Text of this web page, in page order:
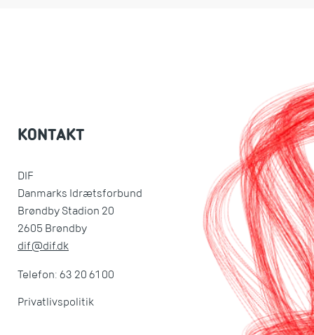
KONTAKT
DIF
Danmarks Idrætsforbund
Brøndby Stadion 20
2605 Brøndby
dif@dif.dk
Telefon: 63 20 61 00
Privatlivspolitik